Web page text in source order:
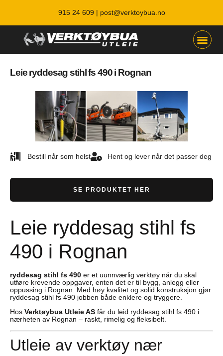
915 24 609 | post@verktoybua.no
Leie ryddesag stihl fs 490 i Rognan
Bestill når som helst Hent og lever når det passer deg
SE PRODUKTET HER
Leie ryddesag stihl fs
490 i Rognan
ryddesag stihl fs 490 er et uunnværlig verktøy når du skal
utføre krevende oppgaver, enten det er til bygg, anlegg eller
oppussing i Rognan. Med høy kvalitet og solid konstruksjon gjør
ryddesag stihl fs 490 jobben både enklere og tryggere.
Hos Verktøybua Utleie AS får du leid ryddesag stihl fs 490 i
nærheten av Rognan – raskt, rimelig og fleksibelt.
Utleie av verktøy nær